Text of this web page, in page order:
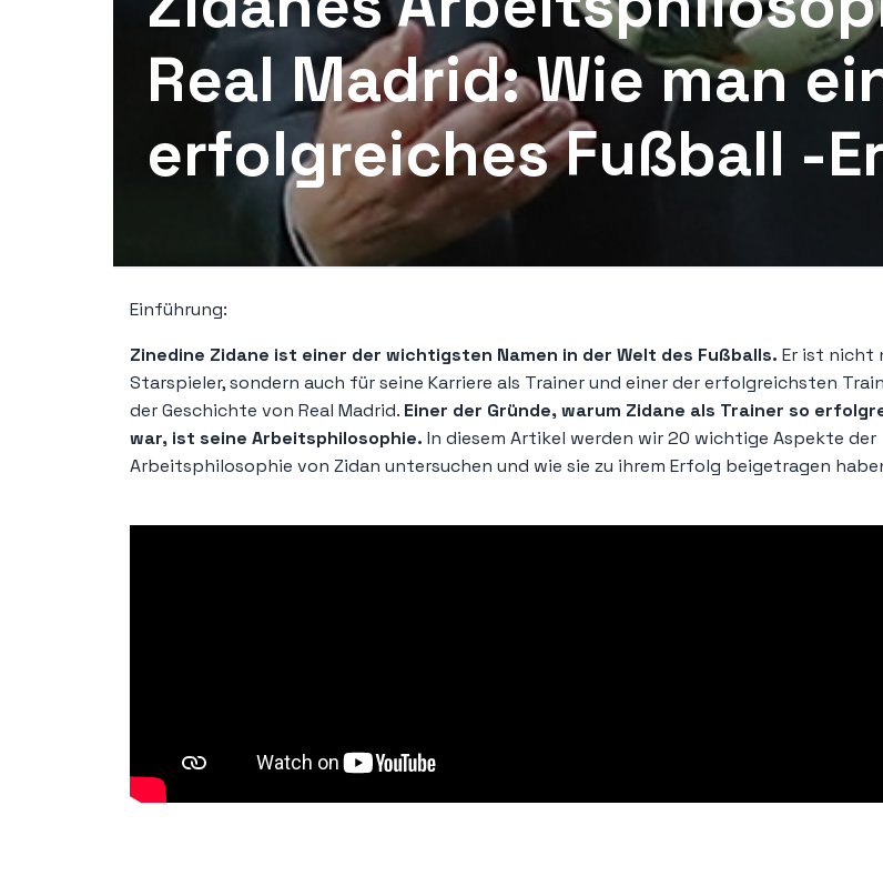
Real Madrid: Wie man
erfolgreiches Fußball -
Einführung:
Zinedine Zidane ist einer der wichtigsten Namen in der Welt des Fußballs. Er ist nicht
Starspieler, sondern auch für seine Karriere als Trainer und einer der erfolgreichsten
der Geschichte von Real Madrid. Einer der Gründe, warum Zidane als Trainer so
war, ist seine Arbeitsphilosophie. In diesem Artikel werden wir 20 wichtige Aspekte der
Arbeitsphilosophie von Zidan untersuchen und wie sie zu ihrem Erfolg beigetragen